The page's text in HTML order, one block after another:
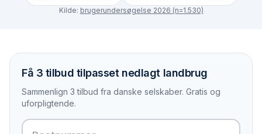
Kilde: brugerundersøgelse 2026 (n=1.530)
Få 3 tilbud tilpasset nedlagt landbrug
Sammenlign 3 tilbud fra danske selskaber. Gratis og
uforpligtende.